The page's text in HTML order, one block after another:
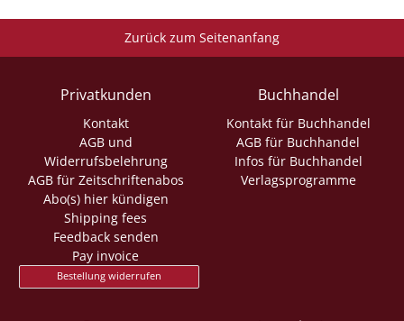
Zurück zum Seitenanfang
Privatkunden
Kontakt
AGB und
Widerrufsbelehrung
AGB für Zeitschriftenabos
Abo(s) hier kündigen
Shipping fees
Feedback senden
Pay invoice
Bestellung widerrufen
Buchhandel
Kontakt für Buchhandel
AGB für Buchhandel
Infos für Buchhandel
Verlagsprogramme